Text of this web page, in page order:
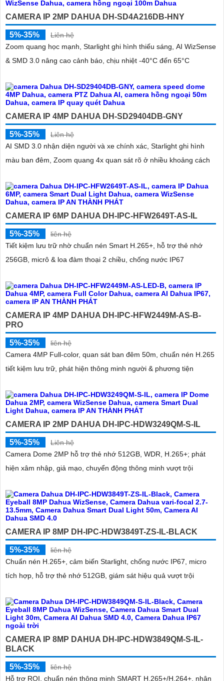
CAMERA IP 2MP DAHUA DH-SD4A216DB-HNY
5%-35%
Liên hệ
Zoom quang học mạnh, Starlight ghi hình thiếu sáng, AI WizSense
& SMD 3.0 nâng cao cảnh báo, chịu nhiệt -40°C đến 65°C
CAMERA IP 4MP DAHUA DH-SD29404DB-GNY
5%-35%
Liên hệ
AI SMD 3.0 nhận diện người và xe chính xác, Starlight ghi hình
màu ban đêm, Zoom quang 4x quan sát rõ ở nhiều khoảng cách
CAMERA IP 6MP DAHUA DH-IPC-HFW2649T-AS-IL
5%-35%
liên hệ
Tiết kiệm lưu trữ nhờ chuẩn nén Smart H.265+, hỗ trợ thẻ nhớ
256GB, micrô & loa đàm thoại 2 chiều, chống nước IP67
CAMERA IP 4MP DAHUA DH-IPC-HFW2449M-AS-B-
PRO
5%-35%
liên hệ
Camera 4MP Full-color, quan sát ban đêm 50m, chuẩn nén H.265
tiết kiệm lưu trữ, phát hiện thông minh người & phương tiện
CAMERA IP 2MP DAHUA DH-IPC-HDW3249QM-S-IL
5%-35%
Liên hệ
Camera Dome 2MP hỗ trợ thẻ nhớ 512GB, WDR, H.265+; phát
hiện xâm nhập, giả mạo, chuyển động thông minh vượt trội
CAMERA IP 8MP DH-IPC-HDW3849T-ZS-IL-BLACK
5%-35%
liên hệ
Chuẩn nén H.265+, cảm biến Starlight, chống nước IP67, micro
tích hợp, hỗ trợ thẻ nhớ 512GB, giám sát hiệu quả vượt trội
CAMERA IP 8MP DAHUA DH-IPC-HDW3849QM-S-IL-
BLACK
5%-35%
liên hệ
Hỗ trợ ROI, chuẩn nén thông minh SMART H.265+/H.264+, nhận